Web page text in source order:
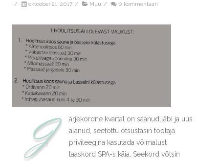
/ oktoober 21, 2017 / Muu / 0 kommentaari
J
ärjekordne kvartal on saanud läbi ja uus
alanud, seetõttu otsustasin töötaja
privileegina kasutada võimalust
taaskord SPA-s käia. Seekord võtsin